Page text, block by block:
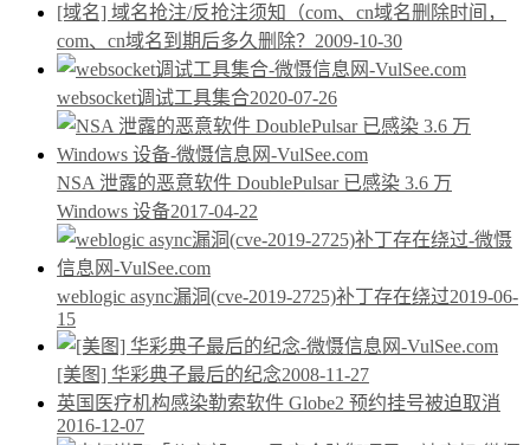
[域名] 域名抢注/反抢注须知（com、cn域名删除时间，
com、cn域名到期后多久删除？ 2009-10-30
websocket调试工具集合2020-07-26
NSA 泄露的恶意软件 DoublePulsar 已感染 3.6 万
Windows 设备2017-04-22
weblogic async漏洞(cve-2019-2725)补丁存在绕过2019-06-
15
[美图] 华彩典子最后的纪念2008-11-27
英国医疗机构感染勒索软件 Globe2 预约挂号被迫取消
2016-12-07